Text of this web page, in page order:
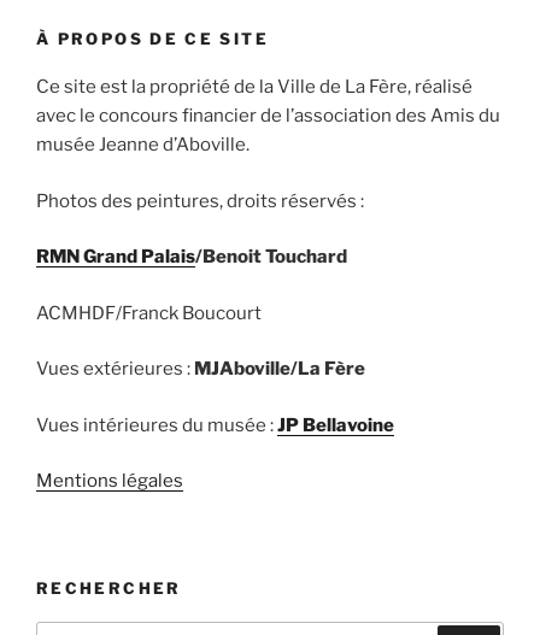
À PROPOS DE CE SITE
Ce site est la propriété de la Ville de La Fère, réalisé
avec le concours financier de l’association des Amis du
musée Jeanne d’Aboville.
Photos des peintures, droits réservés :
RMN Grand Palais/Benoit Touchard
ACMHDF/Franck Boucourt
Vues extérieures : MJAboville/La Fère
Vues intérieures du musée :JP Bellavoine
Mentions légales
RECHERCHER